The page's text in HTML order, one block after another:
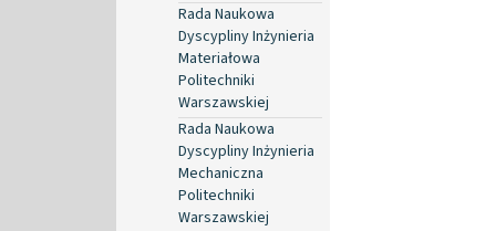
Rada Naukowa
Dyscypliny Inżynieria
Materiałowa
Politechniki
Warszawskiej
Rada Naukowa
Dyscypliny Inżynieria
Mechaniczna
Politechniki
Warszawskiej